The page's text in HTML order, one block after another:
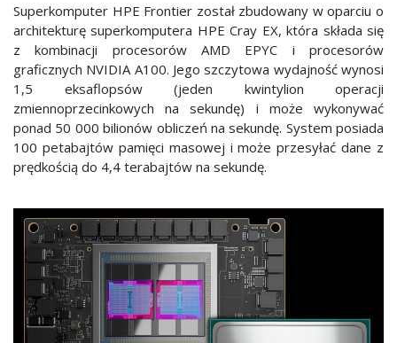
Superkomputer HPE Frontier został zbudowany w oparciu o
architekturę superkomputera HPE Cray EX, która składa się
z kombinacji procesorów AMD EPYC i procesorów
graficznych NVIDIA A100. Jego szczytowa wydajność wynosi
1,5 eksaflopsów (jeden kwintylion operacji
zmiennoprzecinkowych na sekundę) i może wykonywać
ponad 50 000 bilionów obliczeń na sekundę. System posiada
100 petabajtów pamięci masowej i może przesyłać dane z
prędkością do 4,4 terabajtów na sekundę.